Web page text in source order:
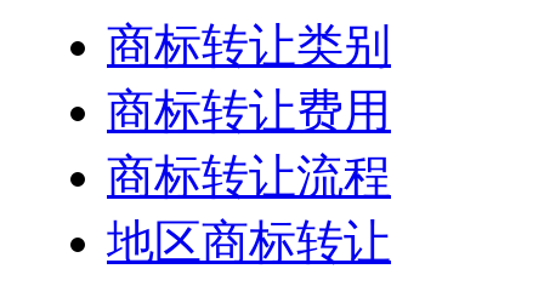
商标转让类别
商标转让费用
商标转让流程
地区商标转让